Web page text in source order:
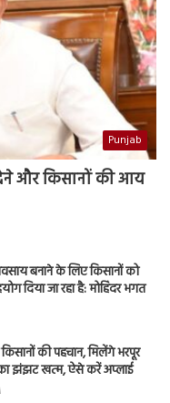
Punjab
और किसानों की आय
बनाने के लिए किसानों को
दिया जा रहा है: मोहिंदर भगत
की पहचान, मिलेंगे भरपूर
का झंझट खत्म, ऐसे करें अप्लाई